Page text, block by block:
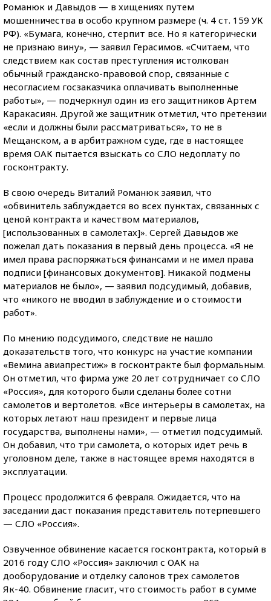
Романюк и Давыдов — в хищениях путем
мошенничества в особо крупном размере (ч. 4 ст. 159 УК
РФ). «Бумага, конечно, стерпит все. Но я категорически
не признаю вину», — заявил Герасимов. «Считаем, что
следствием как состав преступления истолкован
обычный гражданско-правовой спор, связанные с
несогласием госзаказчика оплачивать выполненные
работы», — подчеркнул один из его защитников Артем
Каракасиян. Другой же защитник отметил, что претензии
«если и должны были рассматриваться», то не в
Мещанском, а в арбитражном суде, где в настоящее
время ОАК пытается взыскать со СЛО недоплату по
госконтракту.
В свою очередь Виталий Романюк заявил, что
«обвинитель заблуждается во всех пунктах, связанных с
ценой контракта и качеством материалов,
[использованных в самолетах]». Сергей Давыдов же
пожелал дать показания в первый день процесса. «Я не
имел права распоряжаться финансами и не имел права
подписи [финансовых документов]. Никакой подмены
материалов не было», — заявил подсудимый, добавив,
что «никого не вводил в заблуждение и о стоимости
работ».
По мнению подсудимого, следствие не нашло
доказательств того, что конкурс на участие компании
«Вемина авиапрестиж» в госконтракте был формальным.
Он отметил, что фирма уже 20 лет сотрудничает со СЛО
«Россия», для которого были сделаны более сотни
самолетов и вертолетов. «Все интерьеры в самолетах, на
которых летают наш президент и первые лица
государства, выполнены нами», — отметил подсудимый.
Он добавил, что три самолета, о которых идет речь в
уголовном деле, также в настоящее время находятся в
эксплуатации.
Процесс продолжится 6 февраля. Ожидается, что на
заседании даст показания представитель потерпевшего
— СЛО «Россия».
Озвученное обвинение касается госконтракта, который в
2016 году СЛО «Россия» заключил с ОАК на
дооборудование и отделку салонов трех самолетов
Як-40. Обвинение гласит, что стоимость работ в сумме